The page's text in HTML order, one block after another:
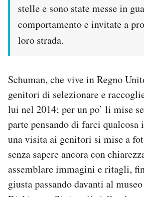
stelle e sono state messe in
comportamento e invitate a
loro strada.
Schuman, che vive in Regno
genitori di selezionare e
lui nel 2014; per un po’ li mise
parte pensando di farci
una visita ai genitori si mise a
senza sapere ancora con
assemblare immagini e ritagli,
giusta passando davanti al